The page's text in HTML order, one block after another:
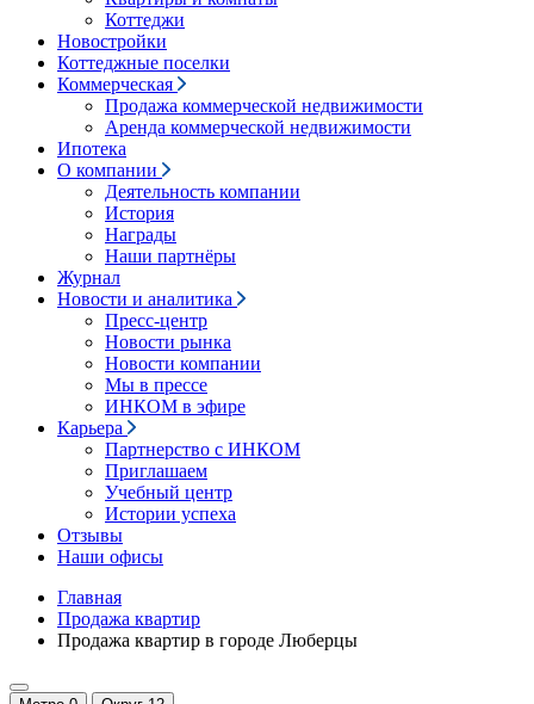
Коттеджи
Новостройки
Коттеджные поселки
Коммерческая
Продажа коммерческой недвижимости
Аренда коммерческой недвижимости
Ипотека
О компании
Деятельность компании
История
Награды
Наши партнёры
Журнал
Новости и аналитика
Пресс-центр
Новости рынка
Новости компании
Мы в прессе
ИНКОМ в эфире
Карьера
Партнерство с ИНКОМ
Приглашаем
Учебный центр
Истории успеха
Отзывы
Наши офисы
Главная
Продажа квартир
Продажа квартир в городе Люберцы